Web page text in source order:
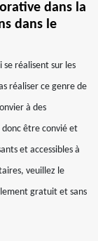
dans la
dans le
se réalisent sur les
réaliser ce genre de
à des
donc être convié et
et accessibles à
veuillez le
gratuit et sans